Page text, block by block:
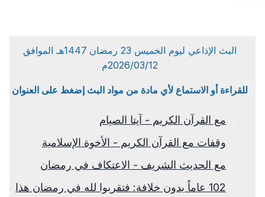
البث الإذاعي ليوم الخميس 23 رمضان 1447هـ الموافق
2026/03/12م
للقراءة أو الاستماع لأي مادة من مواد البث إضغط على العنوان
مع القرآن الكريم - آيتا الصيام
وقفات مع القرآن الكريم - الأخوة الإسلامية
مع الحديث الشريف - الاعتكاف في رمضان
102 عاماً بدون خلافة: فتقربوا لله في رمضان هذا